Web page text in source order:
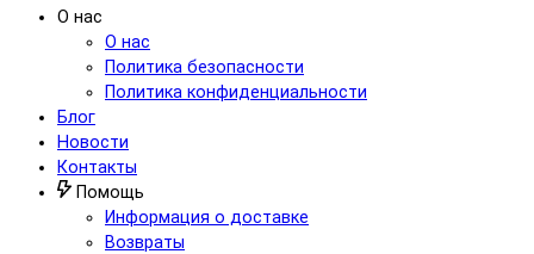
О нас
О нас
Политика безопасности
Политика конфиденциальности
Блог
Новости
Контакты
Помощь
Информация о доставке
Возвраты